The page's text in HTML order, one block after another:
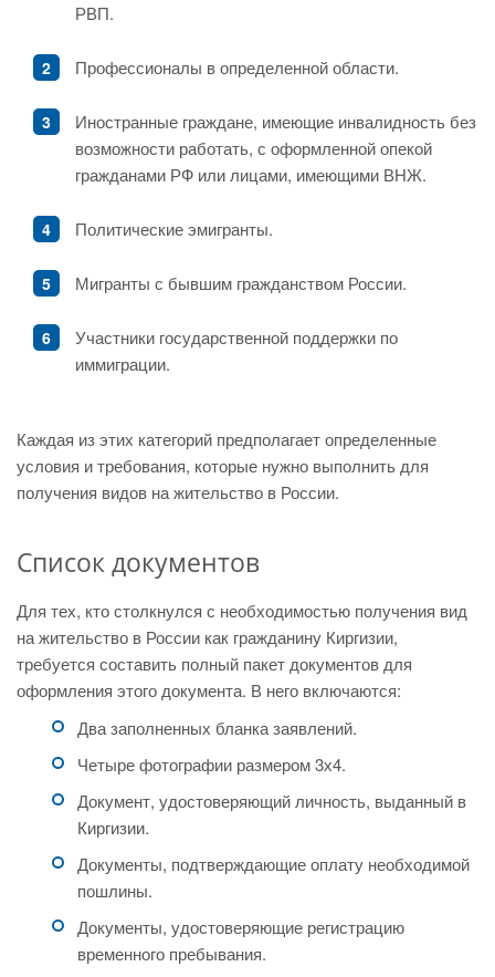
РВП.
Профессионалы в определенной области.
Иностранные граждане, имеющие инвалидность без
возможности работать, с оформленной опекой
гражданами РФ или лицами, имеющими ВНЖ.
Политические эмигранты.
Мигранты с бывшим гражданством России.
Участники государственной поддержки по
иммиграции.
Каждая из этих категорий предполагает определенные
условия и требования, которые нужно выполнить для
получения видов на жительство в России.
Список документов
Для тех, кто столкнулся с необходимостью получения вид
на жительство в России как гражданину Киргизии,
требуется составить полный пакет документов для
оформления этого документа. В него включаются:
Два заполненных бланка заявлений.
Четыре фотографии размером 3х4.
Документ, удостоверяющий личность, выданный в
Киргизии.
Документы, подтверждающие оплату необходимой
пошлины.
Документы, удостоверяющие регистрацию
временного пребывания.